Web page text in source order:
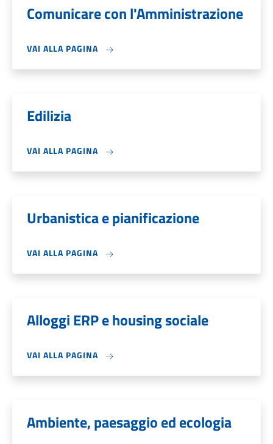
Comunicare con l'Amministrazione
VAI ALLA PAGINA
Edilizia
VAI ALLA PAGINA
Urbanistica e pianificazione
VAI ALLA PAGINA
Alloggi ERP e housing sociale
VAI ALLA PAGINA
Ambiente, paesaggio ed ecologia